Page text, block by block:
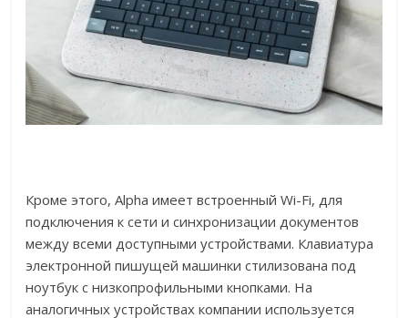
Кроме этого, Alpha имеет встроенный Wi-Fi, для
подключения к сети и синхронизации документов
между всеми доступными устройствами. Клавиатура
электронной пишущей машинки стилизована под
ноутбук с низкопрофильными кнопками. На
аналогичных устройствах компании используется